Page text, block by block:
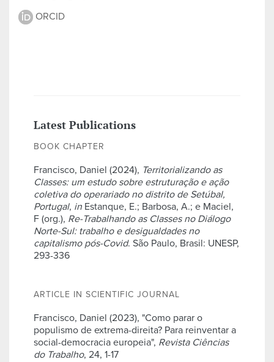
ORCID
Latest Publications
BOOK CHAPTER
Francisco, Daniel (2024), Territorializando as
Classes: um estudo sobre estruturação e ação
coletiva do operariado no distrito de Setúbal,
Portugal, in Estanque, E.; Barbosa, A.; e Maciel,
F (org.), Re-Trabalhando as Classes no Diálogo
Norte-Sul: trabalho e desigualdades no
capitalismo pós-Covid. São Paulo, Brasil: UNESP,
293-336
ARTICLE IN SCIENTIFIC JOURNAL
Francisco, Daniel (2023), "Como parar o
populismo de extrema-direita? Para reinventar a
social-democracia europeia", Revista Ciências
do Trabalho, 24, 1-17